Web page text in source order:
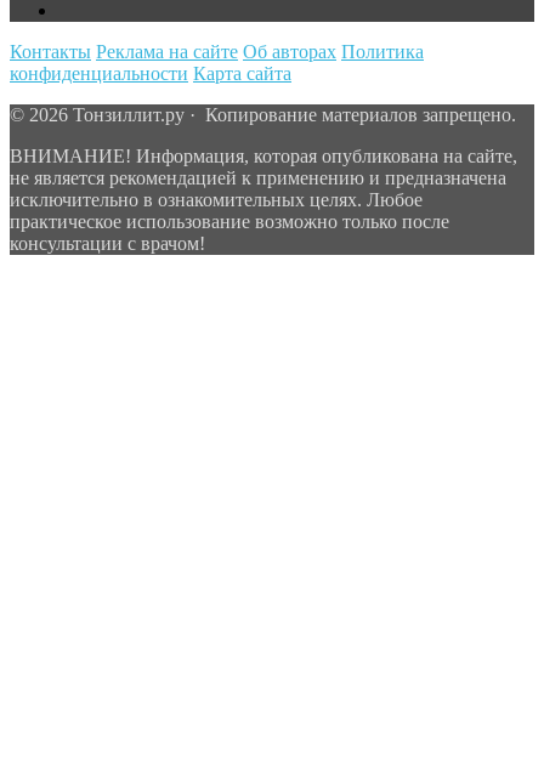
Контакты Реклама на сайте Об авторах Политика
конфиденциальности Карта сайта
© 2026 Тонзиллит.ру · Копирование материалов запрещено.
ВНИМАНИЕ! Информация, которая опубликована на сайте,
не является рекомендацией к применению и предназначена
исключительно в ознакомительных целях. Любое
практическое использование возможно только после
консультации с врачом!